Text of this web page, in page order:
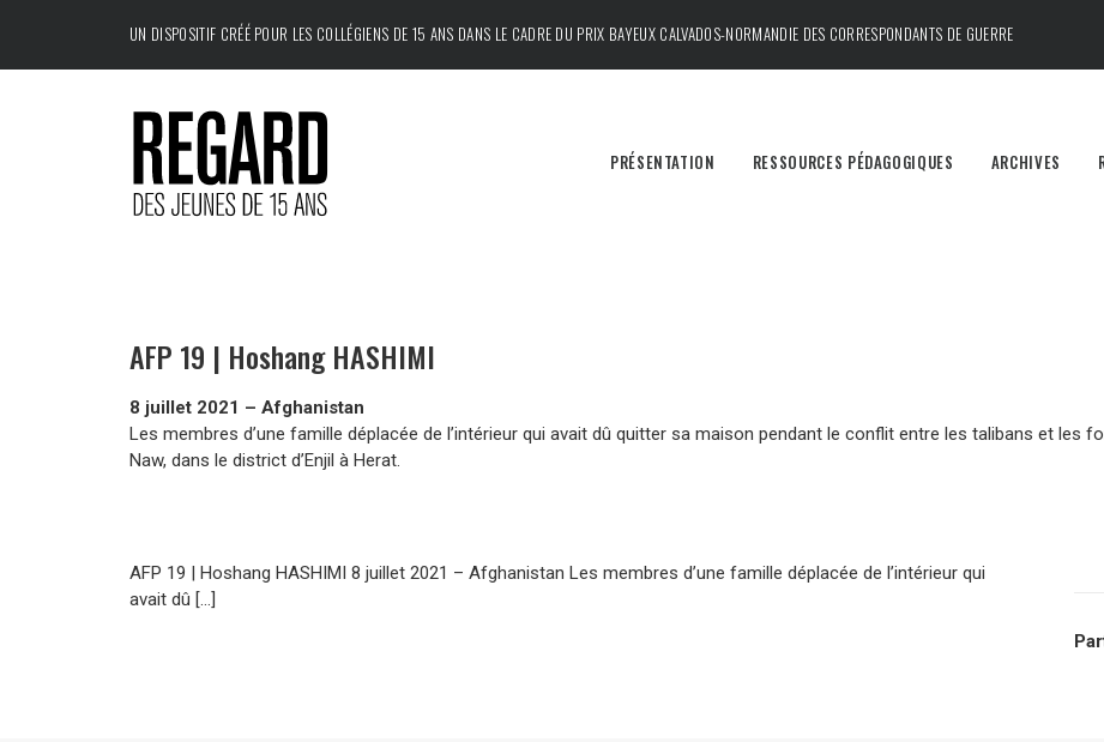
UN DISPOSITIF CRÉÉ POUR LES COLLÉGIENS DE 15 ANS DANS LE CADRE DU PRIX BAYEUX CALVADOS-NORMANDIE DES CORRESPONDANTS DE GUERRE
PRÉSENTATION RESSOURCES PÉDAGOGIQUES ARCHIVES
AFP 19 | Hoshang HASHIMI
8 juillet 2021 – Afghanistan
Les membres d’une famille déplacée de l’intérieur qui avait dû quitter sa maison pendant le conflit entre les talibans et les
Naw, dans le district d’Enjil à Herat.
AFP 19 | Hoshang HASHIMI 8 juillet 2021 – Afghanistan Les membres d’une famille déplacée de l’intérieur qui
avait dû […]